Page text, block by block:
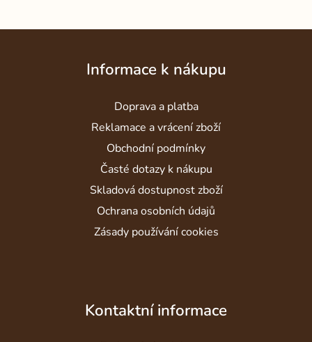
Informace k nákupu
Doprava a platba
Reklamace a vrácení zboží
Obchodní podmínky
Časté dotazy k nákupu
Skladová dostupnost zboží
Ochrana osobních údajů
Zásady používání cookies
Kontaktní informace